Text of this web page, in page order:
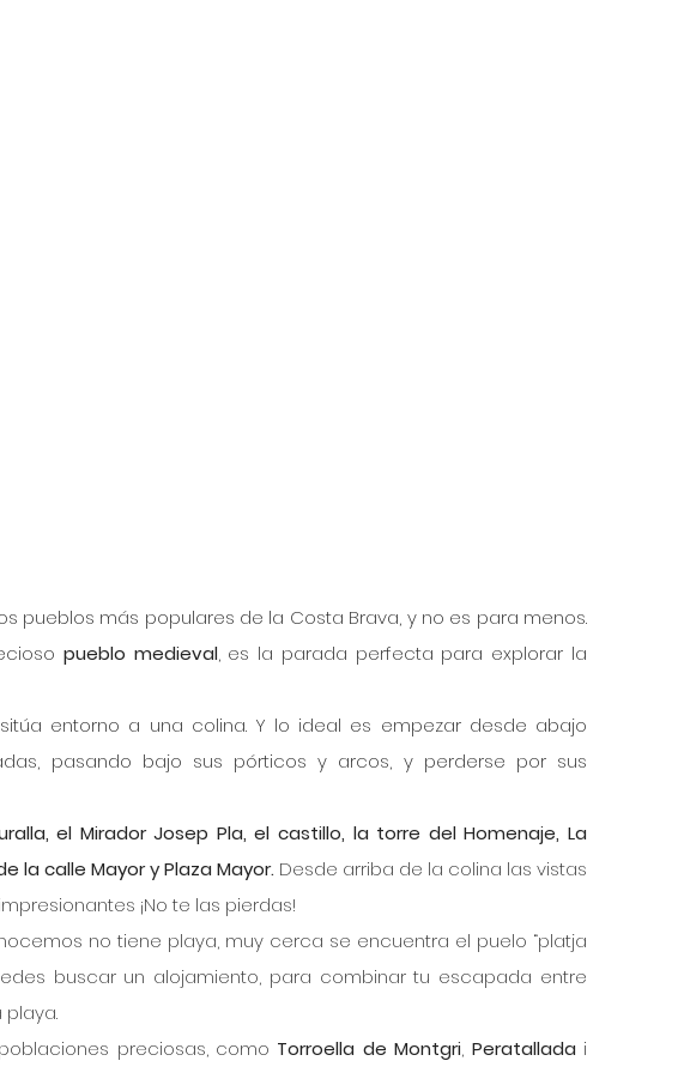
pueblos más populares de la Costa Brava, y no es para menos.
pueblo medieval, es la parada perfecta para explorar la
entorno a una colina. Y lo ideal es empezar desde abajo
pasando bajo sus pórticos y arcos, y perderse por sus
el Mirador Josep Pla, el castillo, la torre del Homenaje, La
la calle Mayor y Plaza Mayor. Desde arriba de la colina las vistas
¡No te las pierdas!
no tiene playa, muy cerca se encuentra el puelo “platja
buscar un alojamiento, para combinar tu escapada entre
preciosas, como Torroella de Montgri, Peratallada i